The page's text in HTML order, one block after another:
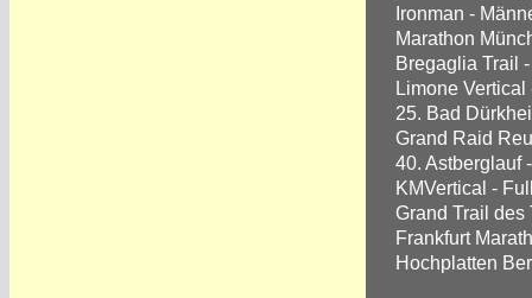
Ironman -
Marathon
Bregaglia Trail
Limone Vertical
25. Bad
Grand Raid
40. Astberglauf
KMVertical -
Grand Trail des
Frankfurt
Hochplatten